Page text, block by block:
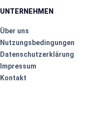
UNTERNEHMEN
Über uns
Nutzungsbedingungen
Datenschutzerklärung
Impressum
Kontakt